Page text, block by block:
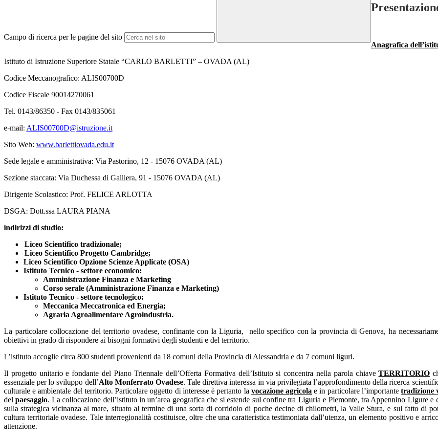
Campo di ricerca per le pagine del sito
Anagrafica
Istituto di Istruzione Superiore Statale “CARLO BARLETTI” – OVADA (AL)
Codice Meccanografico: ALIS00700D
Codice Fiscale 90014270061
Tel. 0143/86350 - Fax 0143/835061
e-mail: ALIS00700D@istruzione.it
Sito Web: www.barlettiovada.edu.it
Sede legale e amministrativa: Via Pastorino, 12 - 15076 OVADA (AL)
Sezione staccata: Via Duchessa di Galliera, 91 - 15076 OVADA (AL)
Dirigente Scolastico: Prof. FELICE ARLOTTA
DSGA: Dott.ssa LAURA PIANA
indirizzi di studio:
Liceo Scientifico tradizionale;
Liceo Scientifico Progetto Cambridge;
Liceo Scientifico Opzione Scienze Applicate (OSA)
Istituto Tecnico - settore economico:
Amministrazione Finanza e Marketing
Corso serale (Amministrazione Finanza e Marketing)
Istituto Tecnico - settore tecnologico:
Meccanica Meccatronica ed Energia;
Agraria Agroalimentare Agroindustria.
La particolare collocazione del territorio ovadese, confinante con la Liguria, nello specifico con la provincia di Genova, ha
obiettivi in grado di rispondere ai bisogni formativi degli studenti e del territorio.
L’istituto accoglie circa 800 studenti provenienti da 18 comuni della Provincia di Alessandria e da 7 comuni liguri.
Il progetto unitario e fondante del Piano Triennale dell’Offerta Formativa dell’Istituto si concentra nella parola chiaveTERRITORIO
essenziale per lo sviluppo dell’Alto Monferrato Ovadese. Tale direttiva interessa in via privilegiata l’approfondimento della ricerca
culturale e ambientale del territorio. Particolare oggetto di interesse è pertanto la vocazione agricola e in particolare l’importantetradizione
delpaesaggio. La collocazione dell’istituto in un’area geografica che si estende sul confine tra Liguria e Piemonte, tra Appennino Ligure
sulla strategica vicinanza al mare, situato al termine di una sorta di corridoio di poche decine di chilometri, la Valle Stura, e sul fatto di
cultura territoriale ovadese. Tale interregionalità costituisce, oltre che una caratteristica testimoniata dall’utenza, un elemento positivo e
attenzione.